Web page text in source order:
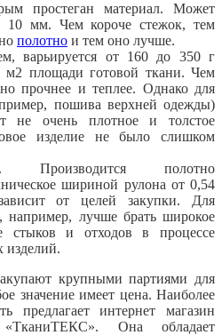
простеган материал. Может
10 мм. Чем короче стежок, тем
полотно и тем оно лучше.
варьируется от 160 до 350 г
м2 площади готовой ткани. Чем
прочнее и теплее. Однако для
пошива верхней одежды)
не очень плотное и толстое
изделие не было слишком
Производится полотно
шириной рулона от 0,54
от целей закупки. Для
например, лучше брать широкое
и отходов в процессе
изделий.
крупными партиями для
значение имеет цена. Наиболее
предлагает интернет магазин
«ТканиТЕКС». Она обладает